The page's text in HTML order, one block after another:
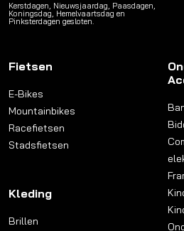
Kerstdagen, Nieuwsjaardag, Paasdagen,
Koningsdag, Hemelvaartsdag en
Pinksterdagen gesloten.
Fietsen
E-Bikes
Mountainbikes
Racefietsen
Stadsfietsen
Kleding
Brillen